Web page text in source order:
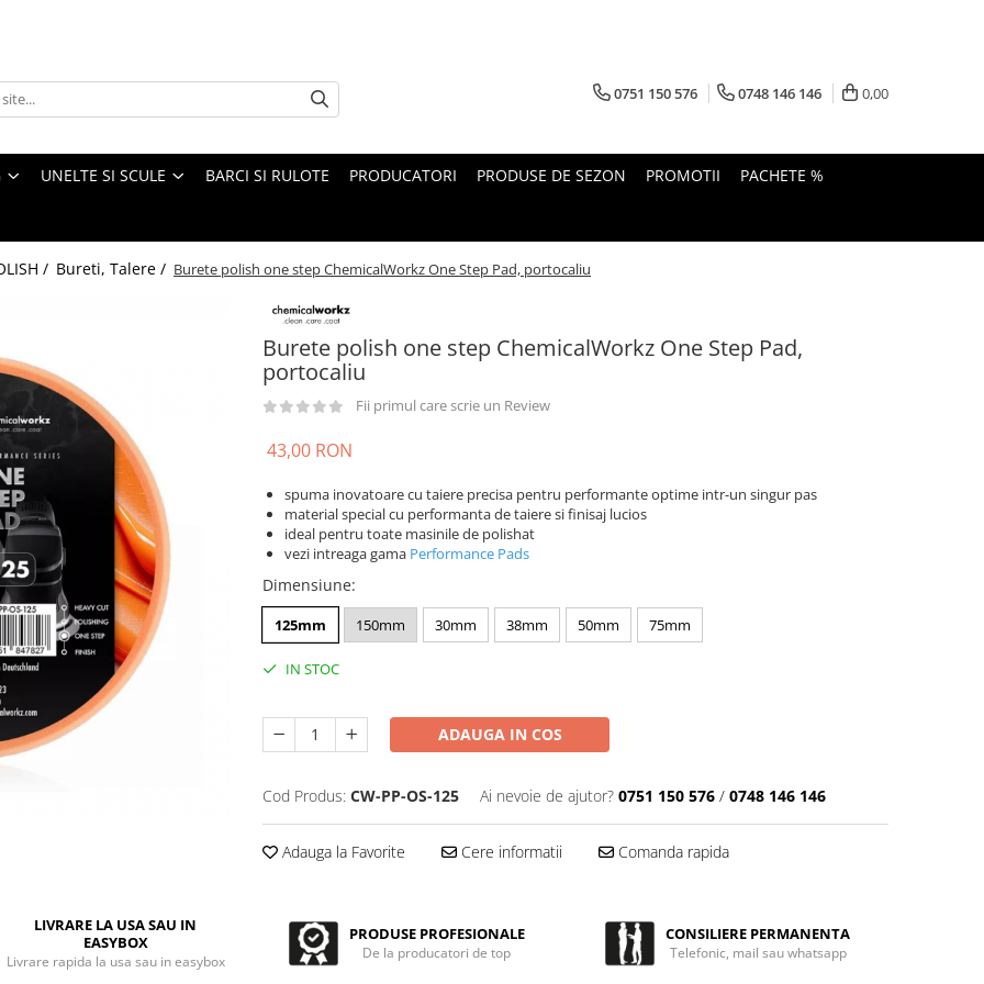
0751 150 576 0748 146 146 0,00
UNELTE SI SCULE BARCI SI RULOTE PRODUCATORI PRODUSE DE SEZON PROMOTII PACHETE %
/ Bureti, Talere / Burete polish one step ChemicalWorkz One Step Pad, portocaliu
Burete polish one step ChemicalWorkz One Step Pad,
portocaliu
Fii primul care scrie un Review
43,00 RON
spuma inovatoare cu taiere precisa pentru performante optime intr-un singur pas
material special cu performanta de taiere si finisaj lucios
ideal pentru toate masinile de polishat
vezi intreaga gama Performance Pads
Dimensiune:
125mm 150mm 30mm 38mm 50mm 75mm
IN STOC
ADAUGA IN COS
Cod Produs: CW-PP-OS-125 Ai nevoie de ajutor? 0751 150 576 / 0748 146 146
Adauga la Favorite Cere informatii Comanda rapida
LIVRARE LA USA SAU IN
EASYBOX
Livrare rapida la usa sau in easybox
PRODUSE PROFESIONALE
De la producatori de top
CONSILIERE PERMANENTA
Telefonic, mail sau whatsapp